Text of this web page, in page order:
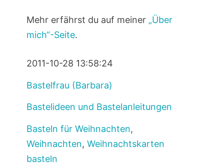
Mehr erfährst du auf meiner „Über
mich“-Seite.
2011-10-28 13:58:24
Bastelfrau (Barbara)
Bastelideen und Bastelanleitungen
Basteln für Weihnachten,
Weihnachten, Weihnachtskarten
basteln